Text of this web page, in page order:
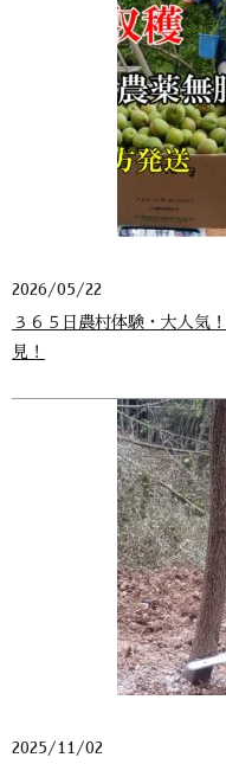
2026/05/22
３６５日農村体験・大人気
見！
2025/11/02